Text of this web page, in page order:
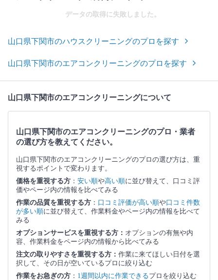
データの取得に失敗しました。
山口県下関市のハウスクリーニングのプロを探す
山口県下関市のエアコンクリーニングのプロを探す
山口県下関市のエアコンクリーニングについて
山口県下関市のエアコンクリーニングのプロ・業者
の選び方を教えてください。
山口県下関市のエアコンクリーニングのプロの選び方は、重
視するポイントで変わります。
価格を重視する方 ： 安い順や高い順に並び替えて、口コミ評
価やページ内の情報を比べてみる
作業の品質を重視する方 ： 口コミ評価が高い順や口コミ件数
が多い順に並び替えて、作業料金やページ内の情報を比べて
みる
オプションサービスを重視する方： オプションの有無や内
容、作業料金をページ内の情報から比べてみる
注文の取りやすさを重視する方： 作業に来てほしい日付を選
択して、その日が空いているプロに絞り込む
作業をお急ぎの方 ： 1週間以内に作業できるプロを絞り込む